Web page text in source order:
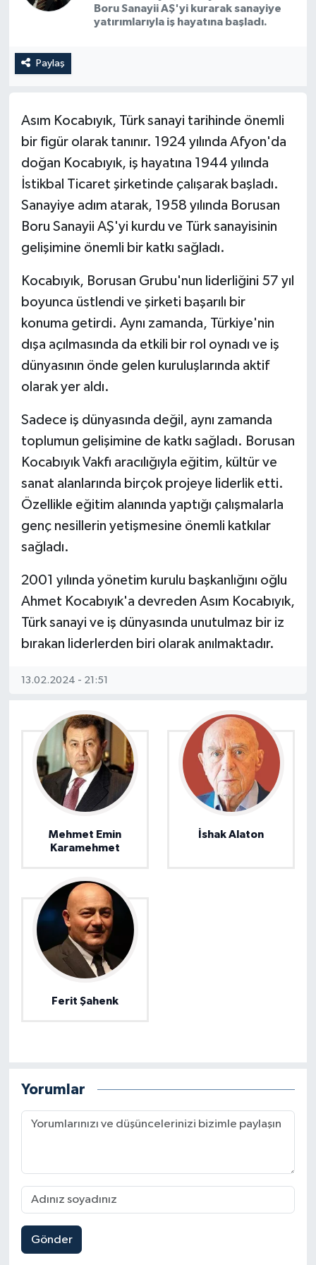
Boru Sanayii AŞ'yi kurarak sanayiye
yatırımlarıyla iş hayatına başladı.
Paylaş
Asım Kocabıyık, Türk sanayi tarihinde önemli
bir figür olarak tanınır. 1924 yılında Afyon'da
doğan Kocabıyık, iş hayatına 1944 yılında
İstikbal Ticaret şirketinde çalışarak başladı.
Sanayiye adım atarak, 1958 yılında Borusan
Boru Sanayii AŞ'yi kurdu ve Türk sanayisinin
gelişimine önemli bir katkı sağladı.
Kocabıyık, Borusan Grubu'nun liderliğini 57 yıl
boyunca üstlendi ve şirketi başarılı bir
konuma getirdi. Aynı zamanda, Türkiye'nin
dışa açılmasında da etkili bir rol oynadı ve iş
dünyasının önde gelen kuruluşlarında aktif
olarak yer aldı.
Sadece iş dünyasında değil, aynı zamanda
toplumun gelişimine de katkı sağladı. Borusan
Kocabıyık Vakfı aracılığıyla eğitim, kültür ve
sanat alanlarında birçok projeye liderlik etti.
Özellikle eğitim alanında yaptığı çalışmalarla
genç nesillerin yetişmesine önemli katkılar
sağladı.
2001 yılında yönetim kurulu başkanlığını oğlu
Ahmet Kocabıyık'a devreden Asım Kocabıyık,
Türk sanayi ve iş dünyasında unutulmaz bir iz
bırakan liderlerden biri olarak anılmaktadır.
13.02.2024 - 21:51
Mehmet Emin
Karamehmet
İshak Alaton
Ferit Şahenk
Yorumlar
Gönder